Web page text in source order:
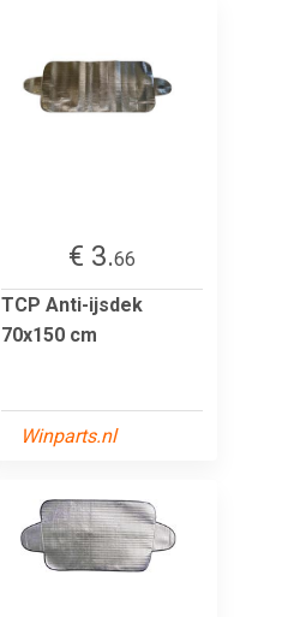
€ 3.66
TCP Anti-ijsdek
70x150 cm
Winparts.nl